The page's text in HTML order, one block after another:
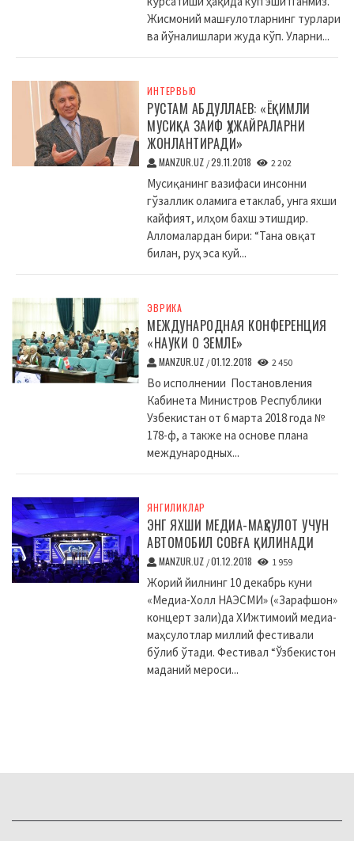
Жисмоний машғулотларнинг турлари
ва йўналишлари жуда кўп. Уларни...
ИНТЕРВЬЮ
РУСТАМ АБДУЛЛАЕВ: «ЁҚИМЛИ
МУСИҚА ЗАИФ ҲУЖАЙРАЛАРНИ
ЖОНЛАНТИРАДИ»
MANZUR.UZ /29.11.2018 2 202
Мусиқанинг вазифаси инсонни
гўзаллик оламига етаклаб, унга яхши
кайфият, илҳом бахш этишдир.
Алломалардан бири: “Тана овқат
билан, руҳ эса куй...
ЭВРИКА
МЕЖДУНАРОДНАЯ КОНФЕРЕНЦИЯ
«НАУКИ О ЗЕМЛЕ»
MANZUR.UZ /01.12.2018 2 450
Во исполнении Постановления
Кабинета Министров Республики
Узбекистан от 6 марта 2018 года №
178-ф, а также на основе плана
международных...
ЯНГИЛИКЛАР
ЭНГ ЯХШИ МЕДИА-МАҲСУЛОТ УЧУН
АВТОМОБИЛ СОВҒА ҚИЛИНАДИ
MANZUR.UZ /01.12.2018 1 959
Жорий йилнинг 10 декабрь куни
«Медиа-Холл НАЭСМИ» («Зарафшон»
концерт зали)да XИжтимоий медиа-
маҳсулотлар миллий фестивали
бўлиб ўтади. Фестивал “Ўзбекистон
маданий мероси...